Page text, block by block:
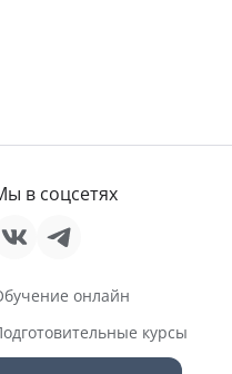
онлайн
курсы
в соцсетях